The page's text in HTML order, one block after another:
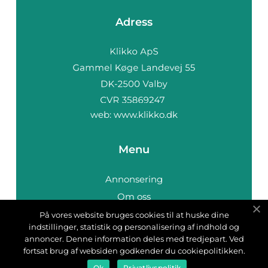
Adress
web: www.klikko.dk
Menu
Annonsering
Om oss
Cookies
Kontakta oss
Sitemap
På vores website bruges cookies til at huske dine
indstillinger, statistik og personalisering af indhold og
annoncer. Denne information deles med tredjepart. Ved
fortsat brug af websiden godkender du cookiepolitikken.